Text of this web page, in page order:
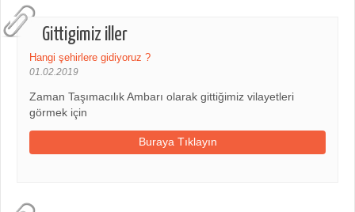
Gittigimiz iller
Hangi şehirlere gidiyoruz ?
01.02.2019
Zaman Taşımacılık Ambarı olarak gittiğimiz vilayetleri
görmek için
Buraya Tıklayın